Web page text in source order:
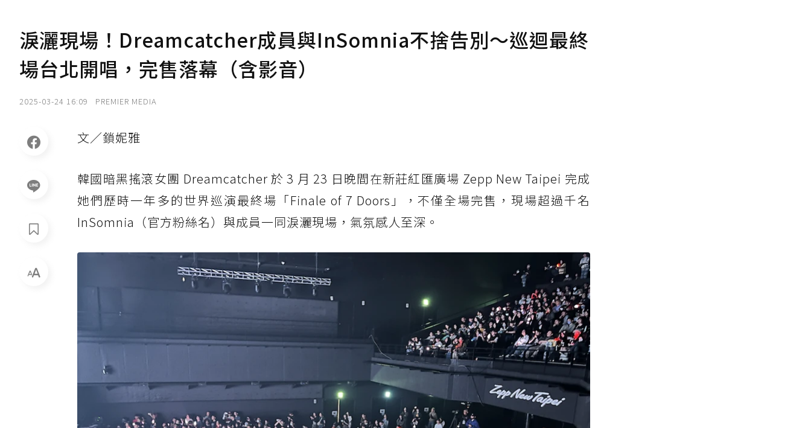
淚灑現場！Dreamcatcher成員與InSomnia不捨告別～巡迴最終
場台北開唱，完售落幕（含影音）
2025-03-24 16:09 PREMIER MEDIA
文／鎖妮雅
韓國暗黑搖滾女團 Dreamcatcher 於 3 月 23 日晚間在新莊紅匯廣場 Zepp New Taipei 完成
她們歷時一年多的世界巡演最終場「Finale of 7 Doors」，不僅全場完售，現場超過千名
InSomnia（官方粉絲名）與成員一同淚灑現場，氣氛感人至深。